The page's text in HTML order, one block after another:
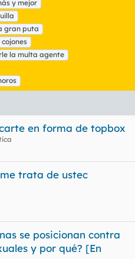
y mejor
gran puta
la multa agente
en forma de topbox
trata de ustec
se posicionan contra
y por qué? [En